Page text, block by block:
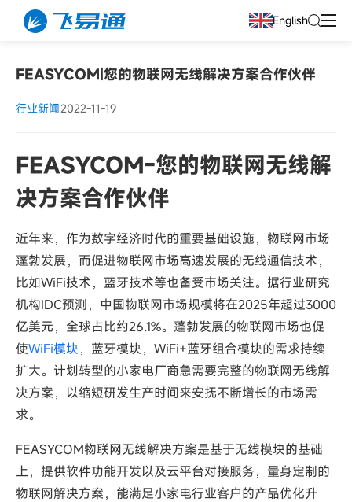
English
FEASYCOM|您的物联网无线解决方案合作伙伴
行业新闻2022-11-19
FEASYCOM-您的物联网无线解
决方案合作伙伴
近年来，作为数字经济时代的重要基础设施，物联网市场
蓬勃发展，而促进物联网市场高速发展的无线通信技术，
比如WiFi技术，蓝牙技术等也备受市场关注。据行业研究
机构IDC预测，中国物联网市场规模将在2025年超过3000
亿美元，全球占比约26.1%。蓬勃发展的物联网市场也促
使WiFi模块，蓝牙模块，WiFi+蓝牙组合模块的需求持续
扩大。计划转型的小家电厂商急需要完整的物联网无线解
决方案，以缩短研发生产时间来安抚不断增长的市场需
求。
FEASYCOM物联网无线解决方案是基于无线模块的基础
上，提供软件功能开发以及云平台对接服务，量身定制的
物联网解决方案，能满足小家电行业客户的产品优化升